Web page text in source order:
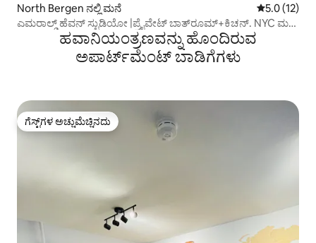
North Bergen ನಲ್ಲಿ ಮನೆ 5 ರಲ್ಲಿ 5.0
5.0 (12)
ಎಮರಾಲ್ಡ್ ಹೆವನ್ ಸ್ಟುಡಿಯೋ |ಪ್ರೈವೇಟ್ ಬಾತ್‌ರೂಮ್+ಕಿಚನ್. NYC ಮತ್ತು
ಮೆಟ್‌ಲೈಫ್ ಹತ್ತಿರಹವಾನಿಯಂತ್ರಣವನ್ನು ಹೊಂದಿರುವ
ಅಪಾರ್ಟ್‌ಮೆಂಟ್‌ ಬಾಡಿಗೆಗಳು
ಗೆಸ್ಟ್‌ಗಳ ಅಚ್ಚುಮೆಚ್ಚಿನದು
ಗೆಸ್ಟ್‌ಗಳ ಅಚ್ಚುಮೆಚ್ಚಿನದು